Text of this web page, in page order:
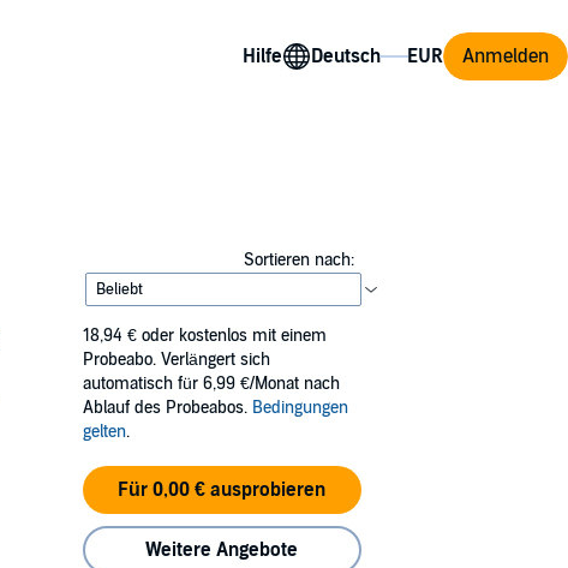
Hilfe Anmelden
Sortieren nach:
18,94 € oder kostenlos mit einem
Probeabo. Verlängert sich
automatisch für 6,99 €/Monat nach
Ablauf des Probeabos. Bedingungen
gelten.
Für 0,00 € ausprobieren
Weitere Angebote